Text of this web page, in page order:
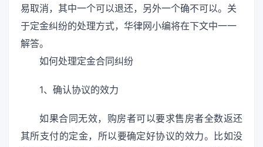
易取消，其中一个可以退还，另外一个确不可以。关
于定金纠纷的处理方式，华律网小编将在下文中一一
解答。
如何处理定金合同纠纷
1、确认协议的效力
如果合同无效，购房者可以要求售房者全数返还
其所支付的定金，所以要确定好协议的效力。比如没